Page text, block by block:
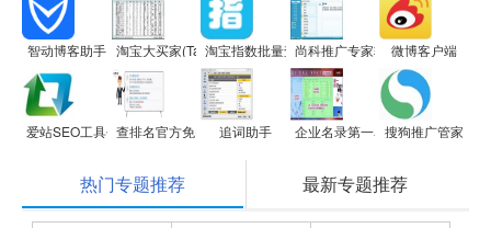
智动博客助手 淘宝大买家(TaoBaoBuyer)淘宝指数批量查询工具(趋势版)
尚科推广专家软件微博客户端
爱站SEO工具包查排名官方免费版追词助手 企业名录第一名录搜索软件-信息
搜狗推广管家
热门专题推荐 最新专题推荐